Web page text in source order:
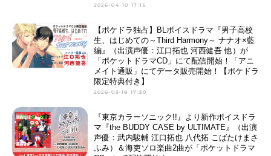
2026-04-10 17:15
【ポケドラ独占】BLボイスドラマ『男子高校
生、はじめての～Third Harmony～ ナナオ×藍
編』（出演声優：江口拓也 河西健吾 他）が
「ポケットドラマCD」にて配信開始！「アニ
メイト通販」にてデータ販売開始！【ポケドラ
限定特典付き】
2026-03-18 17:30
『東京カラーソニック!!』より新作ボイスドラ
マ『the BUDDY CASE by ULTIMATE』（出演
声優：武内駿輔 江口拓也 八代拓 こばたけまさ
ふみ）＆海吏ソロ楽曲2曲が「ポケットドラマ